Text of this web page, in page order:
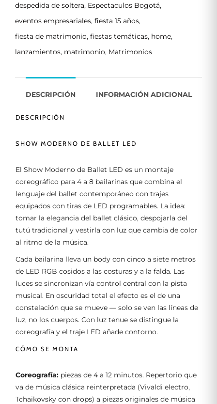
despedida de soltera, Espectaculos Bogotá,
eventos empresariales, fiesta 15 años,
fiesta de matrimonio, fiestas temáticas, home,
lanzamientos, matrimonio, Matrimonios
DESCRIPCIÓN INFORMACIÓN ADICIONAL
DESCRIPCIÓN
SHOW MODERNO DE BALLET LED
El Show Moderno de Ballet LED es un montaje
coreográfico para 4 a 8 bailarinas que combina el
lenguaje del ballet contemporáneo con trajes
equipados con tiras de LED programables. La idea:
tomar la elegancia del ballet clásico, despojarla del
tutú tradicional y vestirla con luz que cambia de color
al ritmo de la música.
Cada bailarina lleva un body con cinco a siete metros
de LED RGB cosidos a las costuras y a la falda. Las
luces se sincronizan vía control central con la pista
musical. En oscuridad total el efecto es el de una
constelación que se mueve — solo se ven las líneas de
luz, no los cuerpos. Con luz tenue se distingue la
coreografía y el traje LED añade contorno.
CÓMO SE MONTA
Coreografía: piezas de 4 a 12 minutos. Repertorio que
va de música clásica reinterpretada (Vivaldi electro,
Tchaikovsky con drops) a piezas originales de música